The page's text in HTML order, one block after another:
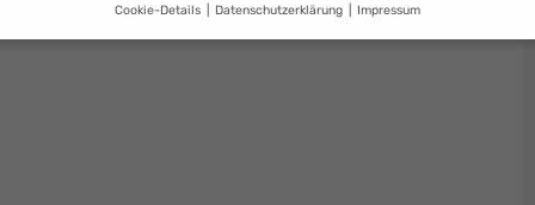
Cookie-Details Datenschutzerklärung Impressum
Datenschutzeinstellungen
Cookies und andere Technologien auf unserer Website.